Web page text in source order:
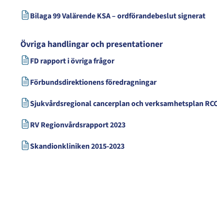
Bilaga 99 Valärende KSA – ordförandebeslut signerat
Övriga handlingar och presentationer
FD rapport i övriga frågor
Förbundsdirektionens föredragningar
Sjukvårdsregional cancerplan och verksamhetsplan
RV Regionvårdsrapport 2023
Skandionkliniken 2015-2023